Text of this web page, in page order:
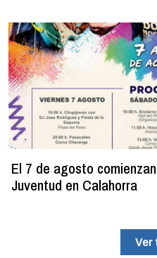
El 7 de agosto
Juventud en Calahorra
Ver